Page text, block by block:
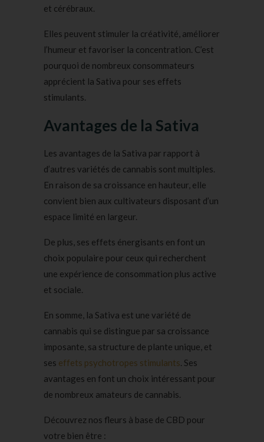
et cérébraux.
Elles peuvent stimuler la créativité, améliorer
l’humeur et favoriser la concentration. C’est
pourquoi de nombreux consommateurs
apprécient la Sativa pour ses effets
stimulants.
Avantages de la Sativa
Les avantages de la Sativa par rapport à
d’autres variétés de cannabis sont multiples.
En raison de sa croissance en hauteur, elle
convient bien aux cultivateurs disposant d’un
espace limité en largeur.
De plus, ses effets énergisants en font un
choix populaire pour ceux qui recherchent
une expérience de consommation plus active
et sociale.
En somme, la Sativa est une variété de
cannabis qui se distingue par sa croissance
imposante, sa structure de plante unique, et
ses effets psychotropes stimulants. Ses
avantages en font un choix intéressant pour
de nombreux amateurs de cannabis.
Découvrez nos fleurs à base de CBD pour
votre bien être :